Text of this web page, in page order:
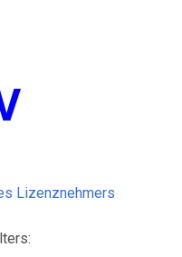
Lizenznehmers